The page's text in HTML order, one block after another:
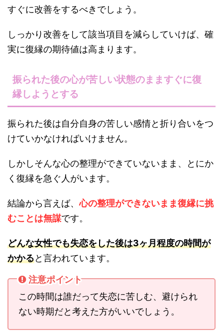
すぐに改善をするべきでしょう。
しっかり改善をして該当項目を減らしていけば、確
実に復縁の期待値は高まります。
振られた後の心が苦しい状態のまますぐに復
縁しようとする
振られた後は自分自身の苦しい感情と折り合いをつ
けていかなければいけません。
しかしそんな心の整理ができていないまま、とにか
く復縁を急ぐ人がいます。
結論から言えば、心の整理ができないまま復縁に挑
むことは無謀です。
どんな女性でも失恋をした後は3ヶ月程度の時間が
かかると言われています。
注意ポイント
この時間は誰だって失恋に苦しむ、避けられ
ない時期だと考えた方がいいでしょう。